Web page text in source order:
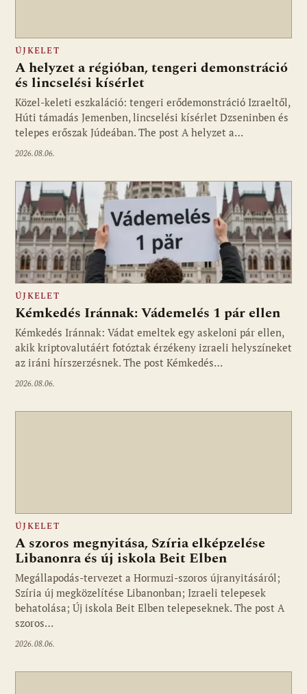
ÚJKELET
A helyzet a régióban, tengeri demonstráció
és lincselési kísérlet
Közel-keleti eszkaláció: tengeri erődemonstráció Izraeltől,
Húti támadás Jemenben, lincselési kísérlet Dzseninben és
telepes erőszak Júdeában. The post A helyzet a…
2026.08.06.
ÚJKELET
Kémkedés Iránnak: Vádemelés 1 pár ellen
Kémkedés Iránnak: Vádat emeltek egy askeloni pár ellen,
akik kriptovalutáért fotóztak érzékeny izraeli helyszíneket
az iráni hírszerzésnek. The post Kémkedés…
2026.08.06.
ÚJKELET
A szoros megnyitása, Szíria elképzelése
Libanonra és új iskola Beit Elben
Megállapodás-tervezet a Hormuzi-szoros újranyitásáról;
Szíria új megközelítése Libanonban; Izraeli telepesek
behatolása; Új iskola Beit Elben telepeseknek. The post A
szoros…
2026.08.06.